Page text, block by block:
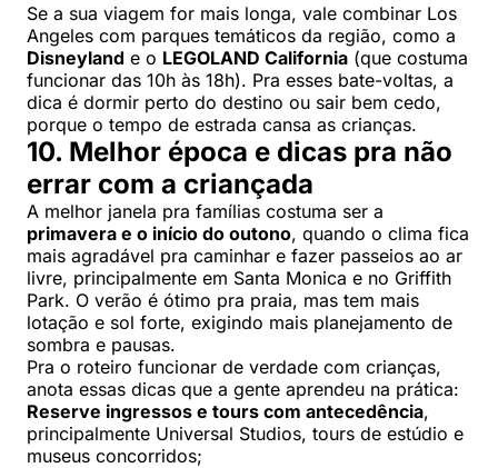
Se a sua viagem for mais longa, vale combinar Los
Angeles com parques temáticos da região, como a
Disneyland e o LEGOLAND California (que costuma
funcionar das 10h às 18h). Pra esses bate-voltas, a
dica é dormir perto do destino ou sair bem cedo,
porque o tempo de estrada cansa as crianças.
10. Melhor época e dicas pra não
errar com a criançada
A melhor janela pra famílias costuma ser a
primavera e o início do outono, quando o clima fica
mais agradável pra caminhar e fazer passeios ao ar
livre, principalmente em Santa Monica e no Griffith
Park. O verão é ótimo pra praia, mas tem mais
lotação e sol forte, exigindo mais planejamento de
sombra e pausas.
Pra o roteiro funcionar de verdade com crianças,
anota essas dicas que a gente aprendeu na prática:
Reserve ingressos e tours com antecedência,
principalmente Universal Studios, tours de estúdio e
museus concorridos;